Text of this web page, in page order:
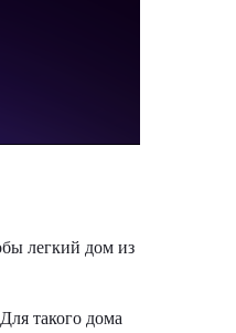
легкий дом из
такого дома